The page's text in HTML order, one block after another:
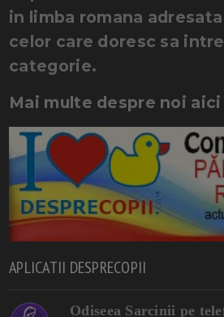
in limba romana
celor care doresc sa
categorie.
Mai multe despre noi aici
APLICATII DESPRECOPII
Odiseea Sarcinii pe